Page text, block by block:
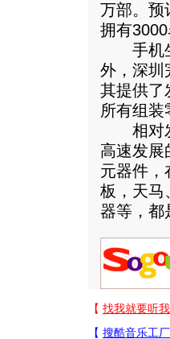
万部。预
拥有
手机生
外，深圳
其提供了
所有组
相对发
高速发展
元器件，
板，天马
器等，都